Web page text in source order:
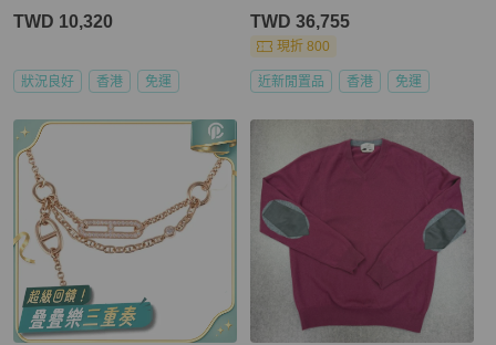
TWD 10,320
狀況良好 香港 免運
TWD 36,755
現折 800
近新閒置品 香港 免運